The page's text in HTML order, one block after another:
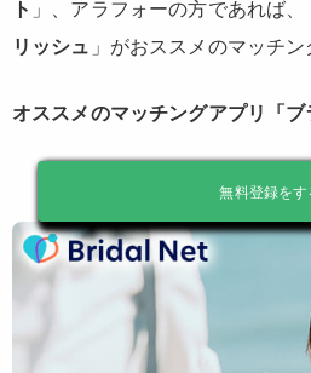
ト 」、アラフォーの方であれば、
リッシュ 」がおススメのマッチン
オススメのマッチングアプリ「ブ
無料登録をす